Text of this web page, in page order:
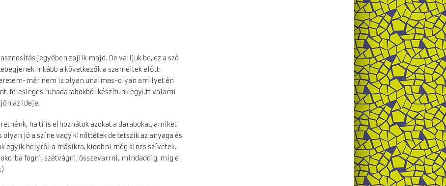
jegyében zajlik majd. De valljuk be, ez a szó
inkább a következők a szemeitek előtt:
már nem is olyan unalmas-olyan amilyet én
felesleges ruhadarabokból készítünk együtt valami
az ideje.
ha ti is elhoznátok azokat a darabokat, amiket
olyan jó a színe vagy kinőttétek de tetszik az anyaga és
egyik helyről a másikra, kidobni még sincs szívetek.
fogni, szétvágni, összevarrni, mindaddig, míg el